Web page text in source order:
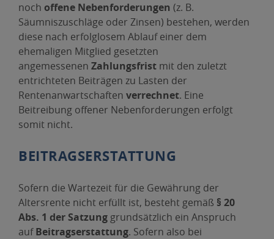
noch offene Nebenforderungen (z. B.
Säumniszuschläge oder Zinsen) bestehen, werden
diese nach erfolglosem Ablauf einer dem
ehemaligen Mitglied gesetzten
angemessenen Zahlungsfrist mit den zuletzt
entrichteten Beiträgen zu Lasten der
Rentenanwartschaften verrechnet. Eine
Beitreibung offener Nebenforderungen erfolgt
somit nicht.
BEITRAGSERSTATTUNG
Sofern die Wartezeit für die Gewährung der
Altersrente nicht erfüllt ist, besteht gemäß § 20
Abs. 1 der Satzung grundsätzlich ein Anspruch
aufBeitragserstattung. Sofern also bei